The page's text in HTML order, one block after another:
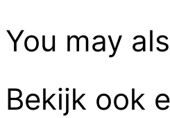
You may
Bekijk ook